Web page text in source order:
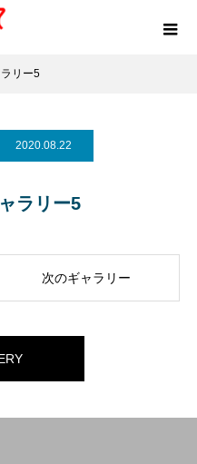
リー5
2020.08.22
ラリー5
次のギャラリー